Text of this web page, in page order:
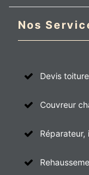
Nos
Devis
Couvreur